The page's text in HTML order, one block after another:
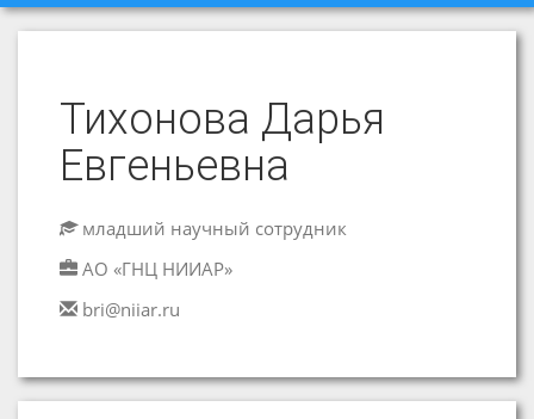
Тихонова Дарья
Евгеньевна
младший научный сотрудник
АО «ГНЦ НИИАР»
bri@niiar.ru